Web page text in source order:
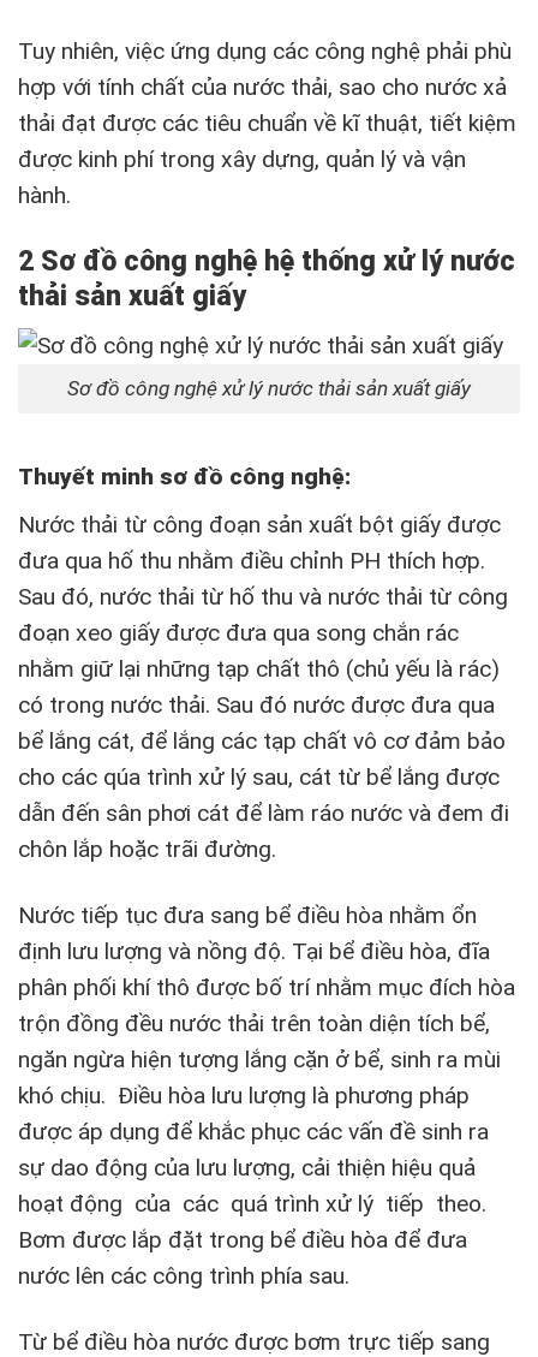
Tuy nhiên, việc ứng dụng các công nghệ phải phù
hợp với tính chất của nước thải, sao cho nước xả
thải đạt được các tiêu chuẩn về kĩ thuật, tiết kiệm
được kinh phí trong xây dựng, quản lý và vận
hành.
2 Sơ đồ công nghệ hệ thống xử lý nước
thải sản xuất giấy
Sơ đồ công nghệ xử lý nước thải sản xuất giấy
Thuyết minh sơ đồ công nghệ:
Nước thải từ công đoạn sản xuất bột giấy được
đưa qua hố thu nhằm điều chỉnh PH thích hợp.
Sau đó, nước thải từ hố thu và nước thải từ công
đoạn xeo giấy được đưa qua song chắn rác
nhằm giữ lại những tạp chất thô (chủ yếu là rác)
có trong nước thải. Sau đó nước được đưa qua
bể lắng cát, để lắng các tạp chất vô cơ đảm bảo
cho các qúa trình xử lý sau, cát từ bể lắng được
dẫn đến sân phơi cát để làm ráo nước và đem đi
chôn lắp hoặc trãi đường.
Nước tiếp tục đưa sang bể điều hòa nhằm ổn
định lưu lượng và nồng độ. Tại bể điều hòa, đĩa
phân phối khí thô được bố trí nhằm mục đích hòa
trộn đồng đều nước thải trên toàn diện tích bể,
ngăn ngừa hiện tượng lắng cặn ở bể, sinh ra mùi
khó chịu. Điều hòa lưu lượng là phương pháp
được áp dụng để khắc phục các vấn đề sinh ra
sự dao động của lưu lượng, cải thiện hiệu quả
hoạt động của các quá trình xử lý tiếp theo.
Bơm được lắp đặt trong bể điều hòa để đưa
nước lên các công trình phía sau.
Từ bể điều hòa nước được bơm trực tiếp sang